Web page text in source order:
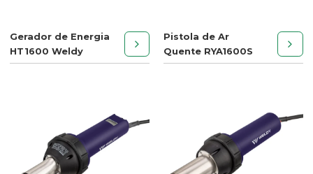
Gerador de Energia
HT1600 Weldy
Pistola de Ar
Quente RYA1600S